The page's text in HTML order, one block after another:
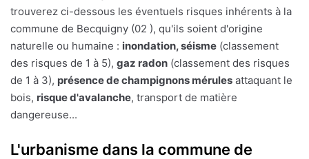
trouverez ci-dessous les éventuels risques inhérents à la
commune de Becquigny (02 ), qu'ils soient d'origine
naturelle ou humaine : inondation, séisme (classement
des risques de 1 à 5), gaz radon (classement des risques
de 1 à 3), présence de champignons mérules attaquant le
bois, risque d'avalanche, transport de matière
dangereuse...
L'urbanisme dans la commune de